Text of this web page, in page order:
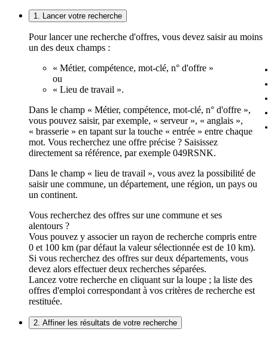
1. Lancer votre recherche
Pour lancer une recherche d'offres, vous devez saisir au moins
un des deux champs :
« Métier, compétence, mot-clé, n° d'offre »
ou
« Lieu de travail ».
Dans le champ « Métier, compétence, mot-clé, n° d'offre »,
vous pouvez saisir, par exemple, « serveur », « anglais »,
« brasserie » en tapant sur la touche « entrée » entre chaque
mot. Vous recherchez une offre précise ? Saisissez
directement sa référence, par exemple 049RSNK.
Dans le champ « lieu de travail », vous avez la possibilité de
saisir une commune, un département, une région, un pays ou
un continent.
Vous recherchez des offres sur une commune et ses
alentours ?
Vous pouvez y associer un rayon de recherche compris entre
0 et 100 km (par défaut la valeur sélectionnée est de 10 km).
Si vous recherchez des offres sur deux départements, vous
devez alors effectuer deux recherches séparées.
Lancez votre recherche en cliquant sur la loupe ; la liste des
offres d'emploi correspondant à vos critères de recherche est
restituée.
2. Affiner les résultats de votre recherche